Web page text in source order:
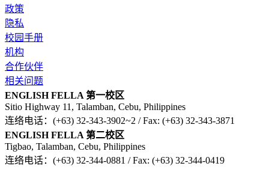
政策
隐私
校园手册
机构
合作伙伴
相关问题
ENGLISH FELLA 第一校区
Sitio Highway 11, Talamban, Cebu, Philippines
连络电话：(+63) 32-343-3902~2 / Fax: (+63) 32-343-3871
ENGLISH FELLA 第二校区
Tigbao, Talamban, Cebu, Philippines
连络电话：(+63) 32-344-0881 / Fax: (+63) 32-344-0419